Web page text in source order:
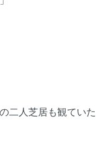
二人芝居も観ていた